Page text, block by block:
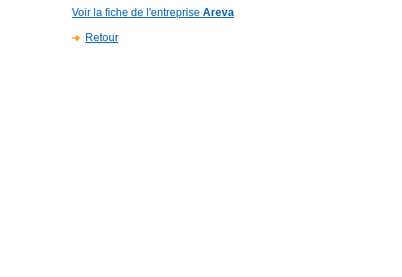
Voir la fiche de l'entreprise Areva
Retour